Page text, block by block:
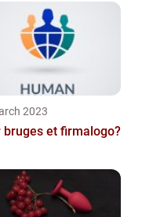
2023
bruges et firmalogo?